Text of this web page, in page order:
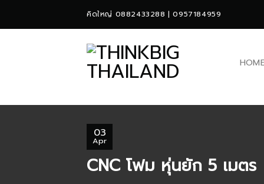
คิดใหญ่ 0882433288 | 0957184959
03
Apr
CNC โฟม หุ่นยัก 5 เมตร